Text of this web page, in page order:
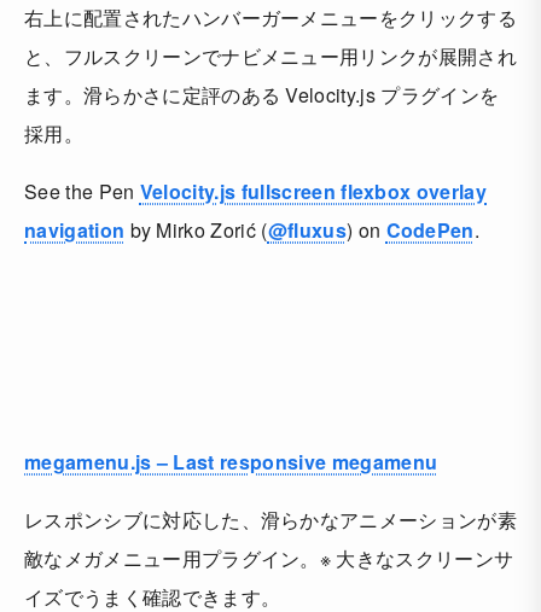
右上に配置されたハンバーガーメニューをクリックする
と、フルスクリーンでナビメニュー用リンクが展開され
ます。滑らかさに定評のある Velocity.js プラグインを
採用。
See the Pen Velocity.js fullscreen flexbox overlay
navigation by Mirko Zorić (@fluxus) on CodePen.
megamenu.js – Last responsive megamenu
レスポンシブに対応した、滑らかなアニメーションが素
敵なメガメニュー用プラグイン。※ 大きなスクリーンサ
イズでうまく確認できます。